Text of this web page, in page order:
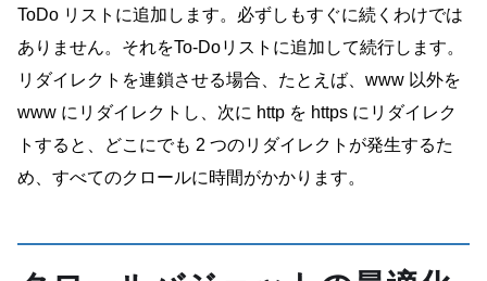
ToDo リストに追加します。必ずしもすぐに続くわけでは
ありません。それをTo-Doリストに追加して続行します。
リダイレクトを連鎖させる場合、たとえば、www 以外を
www にリダイレクトし、次に http を https にリダイレク
トすると、どこにでも 2 つのリダイレクトが発生するた
め、すべてのクロールに時間がかかります。